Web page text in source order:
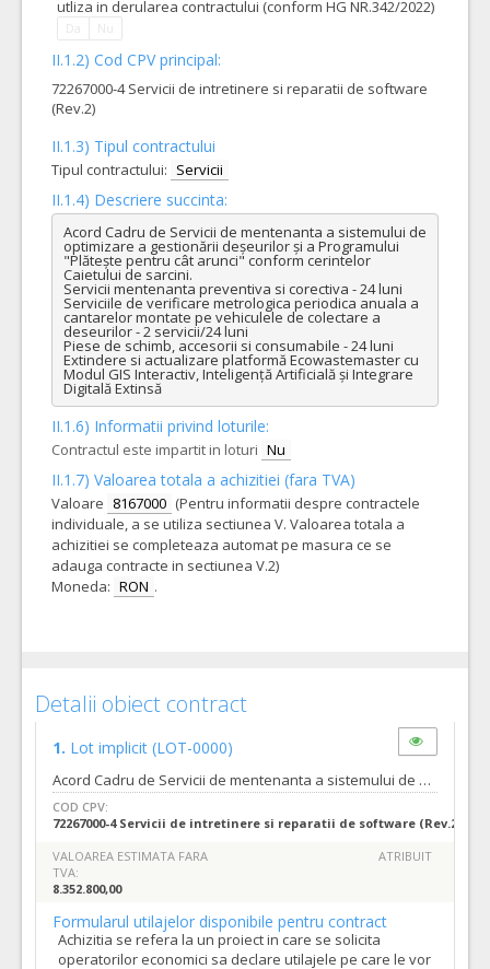
utliza in derularea contractului (conform HG NR.342/2022)
II.1.2) Cod CPV principal:
72267000-4 Servicii de intretinere si reparatii de software
(Rev.2)
II.1.3) Tipul contractului
Tipul contractului: Servicii
II.1.4) Descriere succinta:
Acord Cadru de Servicii de mentenanta a sistemului de
optimizare a gestionării deșeurilor și a Programului
"Plătește pentru cât arunci" conform cerintelor
Caietului de sarcini.
Servicii mentenanta preventiva si corectiva - 24 luni
Serviciile de verificare metrologica periodica anuala a
cantarelor montate pe vehiculele de colectare a
deseurilor - 2 servicii/24 luni
Piese de schimb, accesorii si consumabile - 24 luni
Extindere si actualizare platformă Ecowastemaster cu
Modul GIS Interactiv, Inteligență Artificială și Integrare
Digitală Extinsă
II.1.6) Informatii privind loturile:
Contractul este impartit in loturi Nu
II.1.7) Valoarea totala a achizitiei (fara TVA)
Valoare 8167000 (Pentru informatii despre contractele
individuale, a se utiliza sectiunea V. Valoarea totala a
achizitiei se completeaza automat pe masura ce se
adauga contracte in sectiunea V.2)
Moneda: RON .
Detalii obiect contract
1. Lot implicit (LOT-0000)
Acord Cadru de Servicii de mentenanta a sistemului de optimizare a gestionării deșeurilor și a Programului "Plătește pentru cât arunci" conform cerintelor Caietului de sarcini. Servicii mentenanta preventiva si corectiva - 24 luni Serviciile de verificare metrologica periodica anuala a cantarelor montate pe vehiculele de colectare a deseurilor - 2 servicii/24 luni Piese de schimb, accesorii si consumabile - 24 luni Extindere si actualizare platformă Ecowastemaster cu Modul GIS Interactiv, Inteligență Artificială și Integrare Digitală Extinsă Se estimează că se va încheia un număr de 2 contracte subsecvente/an; 4 contracte subsecvente/2 ani. Autoritatea contractantă își rezervă dreptul de a modifica numărul și perioada necesară încheierii contractelor în funcție de bugetul alocat.
COD CPV:
72267000-4 Servicii de intretinere si reparatii de software (Rev.2)
VALOAREA ESTIMATA FARA
TVA:
8.352.800,00
ATRIBUIT
Formularul utilajelor disponibile pentru contract
Achizitia se refera la un proiect in care se solicita
operatorilor economici sa declare utilajele pe care le vor